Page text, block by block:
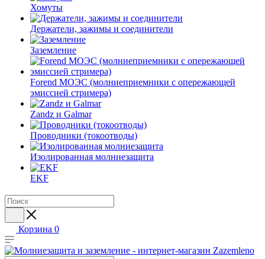
Хомуты
Держатели, зажимы и соединители
Заземление
Forend МОЭС (молниеприемники с опережающей
эмиссией стримера)
Zandz и Galmar
Проводники (токоотводы)
Изолированная молниезащита
EKF
Корзина 0